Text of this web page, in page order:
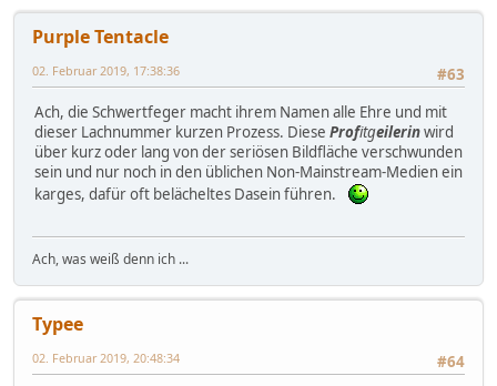
Purple Tentacle
#63
02. Februar 2019, 17:38:36
Ach, die Schwertfeger macht ihrem Namen alle Ehre und mit
dieser Lachnummer kurzen Prozess. Diese Profitgeilerinwird
über kurz oder lang von der seriösen Bildfläche verschwunden
sein und nur noch in den üblichen Non-Mainstream-Medien ein
karges, dafür oft belächeltes Dasein führen.
Ach, was weiß denn ich ...
Typee
#64
02. Februar 2019, 20:48:34